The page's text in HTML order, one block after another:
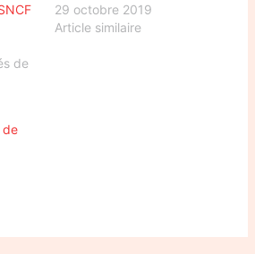
de
29 octobre 2019
Article similaire
de